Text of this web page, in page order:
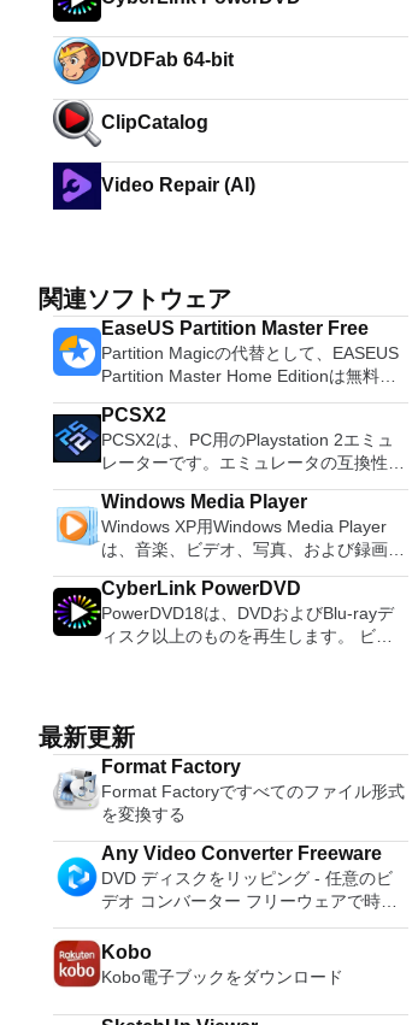
DVDFab 64-bit
ClipCatalog
Video Repair (AI)
関連ソフトウェア
EaseUS Partition Master Free
Partition Magicの代替として、EASEUS
Partition Master Home Editionは無料の
オールインワンパーティションソリュー
ションおよびディスク管理ユーティリテ
ィです。パーティションの拡張（特にシ
ステムドライブ用）、ディスク領域の管
理、MBRおよびGUIDパーティションテ
ーブル（GPT）ディスクのディスク領域
不足の問題の解決を可能にします。 パ
ーティションのサイズ変更/移動システ
ムドライブを拡張するディスクとパーテ
ィションをコピーパーティションをマー
ジ分割パーティション空き領域を再分配
するダイナミックディスクの変換パーテ
PCSX2
PCSX2は、PC用のPlaystation 2エミュ
レーターです。エミュレータの互換性率
は、プレイ可能なすべてのPS2ゲームの
80％以上を誇っています。かなり強力な
コンピューターを所有している場合、
PCSX2は優れたエミュレーターです。
また、このアプリケーションはローエン
ドコンピューターのサポートも提供する
ため、Playstation 2コンソールのすべて
の所有者は、PCで動作するゲームを見
体験をシミュレートできます。このアプ
リケーションでは、ディスクからゲーム
を直接実行することも、ハードドライブ
からISOイメージとして実行することも
できます。 主な機能は次のとおりで
す。 Savestates：ボタンを1つ押すだけ
で、ゲームの現在の「状態」を保存でき
ます。 無制限のメモリーカード：好き
から64MBまでの単一の物理カードに制
限されなくなりました。 高解像度グラ
フィックス：PCSX2を使用すると、
1080pまたは4K HDでゲームをプレイで
Windows Media Player
Windows XP用Windows Media Player
は、音楽、ビデオ、写真、および録画し
たテレビ番組などすべてを保存して楽し
む最適な機能を搭載しています。 再
生、表示、外出先で楽しむためのポータ
ブル デバイスとの同期、さらには家中
イメントを楽しめます。 大好きな音楽
をより多く - デジタル音楽体験がさらに
楽しくなります。 エンターテイメント
をすべて1つの場所に - 音楽、ビデオ、
写真、録画したテレビ番組をすべて保存
して楽しめます。 どこでも楽しめる -
どこにいても音楽、ビデオ、写真にアク
セスできます。
CyberLink PowerDVD
PowerDVD18は、DVDおよびBlu-rayデ
ィスク以上のものを再生します。 ビデ
イメントの仲間です。 Ultra HD HDR TV
とサラウンドサウンドシステムの可能性
を解き放ち、360°ビデオの増え続けるコ
レクションへのアクセスで仮想世界に没
頭するか、PCまたはラップトップでの
比類のない再生サポートと独自の強化に
より、どこにいても簡単にリラックスで
きます。 新機能は次のとおりです。 4K
DHR向けに最適化 Ultra HD Blu-ray、
4K、HEVC / H.265およびHDR10コンテ
ンツをサポート全画面モードで21：9モ
ニターで2.35：1の映画を見る常時オン
最新更新
Format Factory
Format Factoryですべてのファイル形式
を変換する
Any Video Converter Freeware
DVD ディスクをリッピング - 任意のビ
デオ コンバーター フリーウェアで時間
とお金を節約
Kobo
Kobo電子ブックをダウンロード